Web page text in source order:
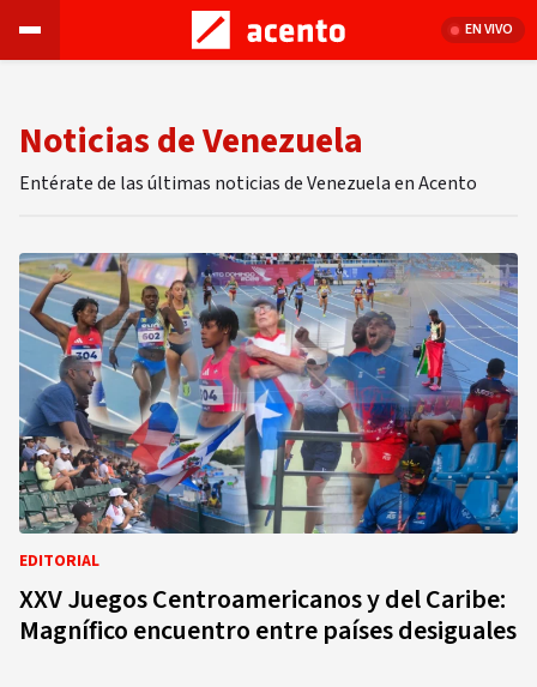
EN VIVO
Noticias de Venezuela
Entérate de las últimas noticias de Venezuela en Acento
EDITORIAL
XXV Juegos Centroamericanos y del Caribe:
Magnífico encuentro entre países desiguales